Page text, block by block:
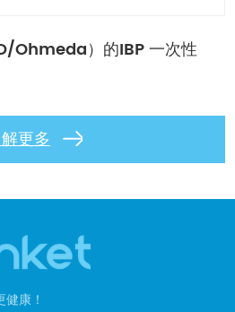
更多
康！